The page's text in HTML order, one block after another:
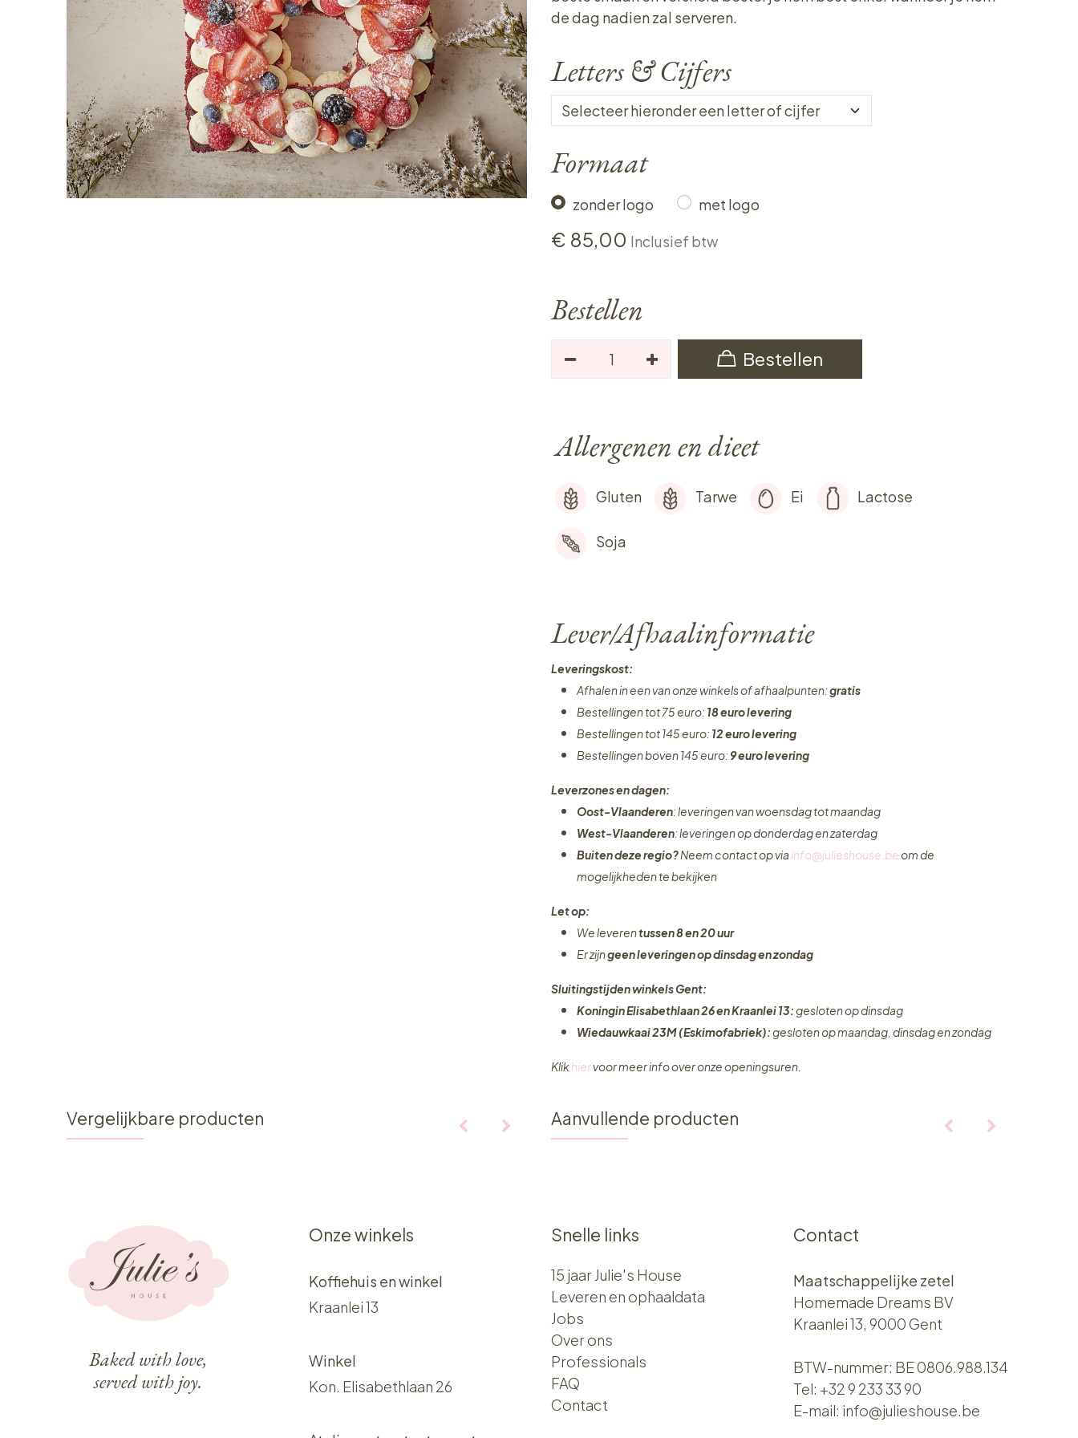
de dag nadien zal serveren.
Letters & Cijfers
Formaat
zonder logo met logo
€ 85,00 Inclusief btw
Bestellen
Bestellen
Allergenen en dieet
Gluten Tarwe Ei Lactose
Soja
Lever/Afhaalinformatie
Leveringskost:
Afhalen in een van onze winkels of afhaalpunten:gratis
Bestellingen tot 75 euro: 18 euro levering
Bestellingen tot 145 euro: 12 euro levering
Bestellingen boven 145 euro: 9 euro levering
Leverzones en dagen:
Oost-Vlaanderen: leveringen van woensdag tot maandag
West-Vlaanderen: leveringen op donderdag en zaterdag
Buiten deze regio?Neem contact op via info@julieshouse.beom de
mogelijkheden te bekijken
Let op:
We leverentussen 8 en 20 uur
Er zijngeen leveringenop dinsdag en zondag
Sluitingstijden winkels Gent:
Koningin Elisabethlaan 26 en Kraanlei 13:gesloten op dinsdag
Wiedauwkaai 23M (Eskimofabriek):gesloten op maandag, dinsdag en zondag
Klikhiervoor meer info over onze openingsuren.
Vergelijkbare producten Aanvullende producten
Baked with love,
served with joy.
Onze winkels
Koffiehuis en winkel
Kraanlei 13
Winkel
Kon. Elisabethlaan 26
Snelle links
15 jaar Julie's House
Leveren en ophaaldata
Jobs
Over ons​​
Professionals
FAQ
Contact
Contact
Maatschappelijke zetel
Homemade Dreams BV
Kraanlei 13, 9000 Gent
BTW-nummer: BE 0806.988.134
Tel: +32 9 233 33 90
E-mail: info@julieshouse.be